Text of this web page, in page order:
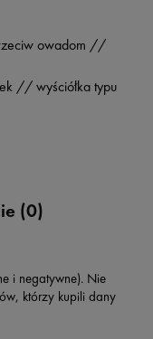
owadom //
// wyściółka typu
(0)
i negatywne). Nie
którzy kupili dany